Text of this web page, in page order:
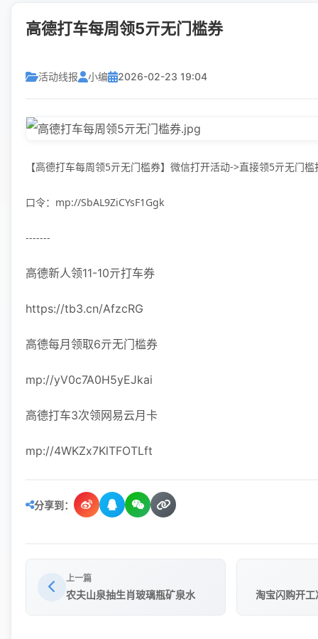
高德打车每周领5亓无门槛券
活动线报 小编 2026-02-23 19:04
【高德打车每周领5亓无门槛券】微信打开活动->直接领5亓无门槛
口令： mp://SbAL9ZiCYsF1Ggk
-------
高德新人领11-10亓打车券
https://tb3.cn/AfzcRG
高德每月领取6亓无门槛券
mp://yV0c7A0H5yEJkai
高德打车3次领网易云月卡
mp://4WKZx7KlTFOTLft
分享到：
上一篇
农夫山泉抽生肖玻璃瓶矿泉水 淘宝闪购开